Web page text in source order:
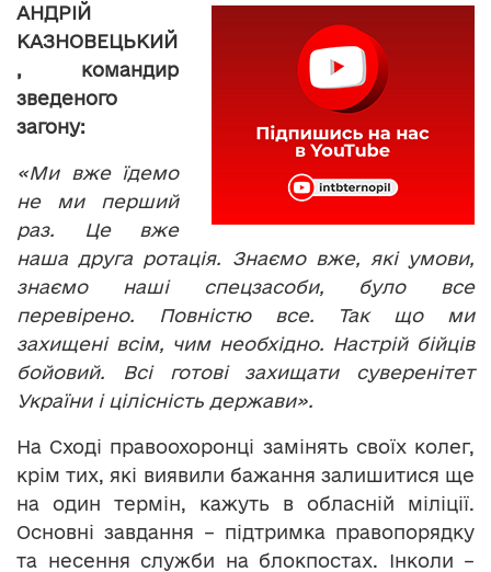
АНДРІЙ
КАЗНОВЕЦЬКИЙ
, командир
зведеного
загону:
«Ми вже їдемо
не ми перший
раз. Це вже
наша друга ротація. Знаємо вже, які умови,
знаємо наші спецзасоби, було все
перевірено. Повністю все. Так що ми
захищені всім, чим необхідно. Настрій бійців
бойовий. Всі готові захищати суверенітет
України і цілісність держави».
На Сході правоохоронці замінять своїх колег,
крім тих, які виявили бажання залишитися ще
на один термін, кажуть в обласній міліції.
Основні завдання – підтримка правопорядку
та несення служби на блокпостах. Інколи –